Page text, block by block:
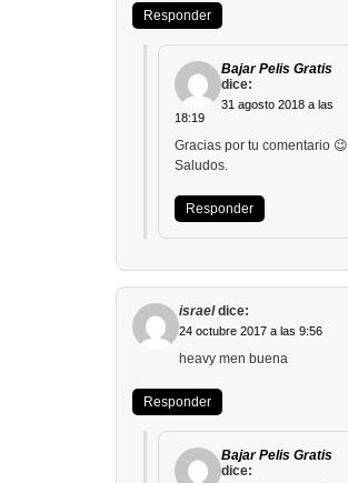
Responder
Bajar Pelis Gratis
dice:
31 agosto 2018 a las
18:19
Gracias por tu comentario 😉
Saludos.
Responder
israel dice:
24 octubre 2017 a las 9:56
heavy men buena
Responder
Bajar Pelis Gratis
dice: